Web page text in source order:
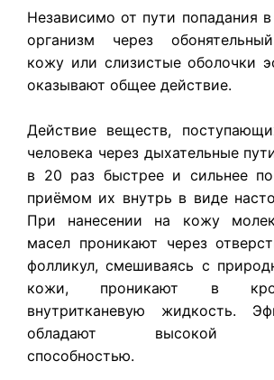
Независимо от пути попадания в
организм через
кожу или слизистые оболочки
оказывают общее действие.
Действие веществ,
человека через дыхательные
в 20 раз быстрее и сильнее
приёмом их внутрь в виде
При нанесении на кожу
масел проникают через
фолликул, смешиваясь с
кожи, проникают в
внутритканевую жидкость.
обладают высокой
способностью.